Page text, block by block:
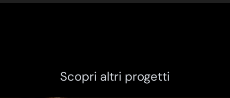
Scopri altri progetti